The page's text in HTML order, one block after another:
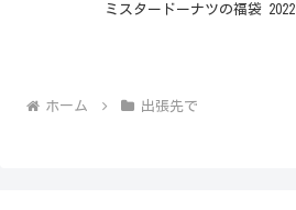
ミスタードーナツの福袋 2022
ホーム 出張先で